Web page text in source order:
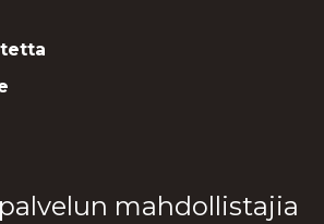
mahdollistajia